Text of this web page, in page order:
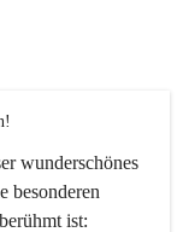
wunderschönes
besonderen
ist: